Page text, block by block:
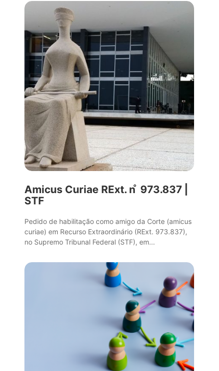
Amicus Curiae RExt. n ̊ 973.837 |
STF
Pedido de habilitação como amigo da Corte (amicus
curiae) em Recurso Extraordinário (RExt. 973.837),
no Supremo Tribunal Federal (STF), em...